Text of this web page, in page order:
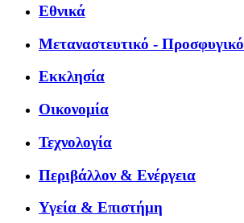
Εθνικά
Μεταναστευτικό - Προσφυγικό
Εκκλησία
Οικονομία
Τεχνολογία
Περιβάλλον & Ενέργεια
Υγεία & Επιστήμη